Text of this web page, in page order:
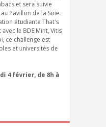
et sera suivie
Pavillon de la Soie.
étudiante That's
le BDE Mint, Vitis
ce challenge est
et universités de
4 février, de 8h à